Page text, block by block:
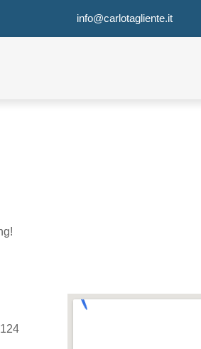
info@carlotagliente.it